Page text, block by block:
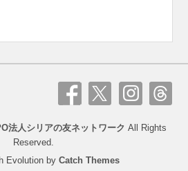
法人シリアの友ネットワーク All Rights
Reserved.
Evolution by Catch Themes